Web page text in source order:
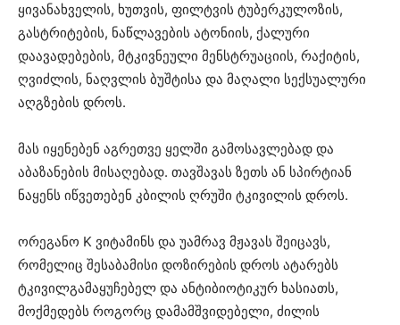
ყივანახველის, ხუთვის, ფილტვის ტუბერკულოზის,
გასტრიტების, ნაწლავების ატონიის, ქალური
დაავადებების, მტკივნეული მენსტრუაციის, რაქიტის,
ღვიძლის, ნაღვლის ბუშტისა და მაღალი სექსუალური
აღგზების დროს.
მას იყენებენ აგრეთვე ყელში გამოსავლებად და
აბაზანების მისაღებად. თავშავას ზეთს ან სპირტიან
ნაყენს იწვეთებენ კბილის ღრუში ტკივილის დროს.
ორეგანო K ვიტამინს და უამრავ მჟავას შეიცავს,
რომელიც შესაბამისი დოზირების დროს ატარებს
ტკივილგამაყუჩებელ და ანტიბიოტიკურ ხასიათს,
მოქმედებს როგორც დამამშვიდებელი, ძილის